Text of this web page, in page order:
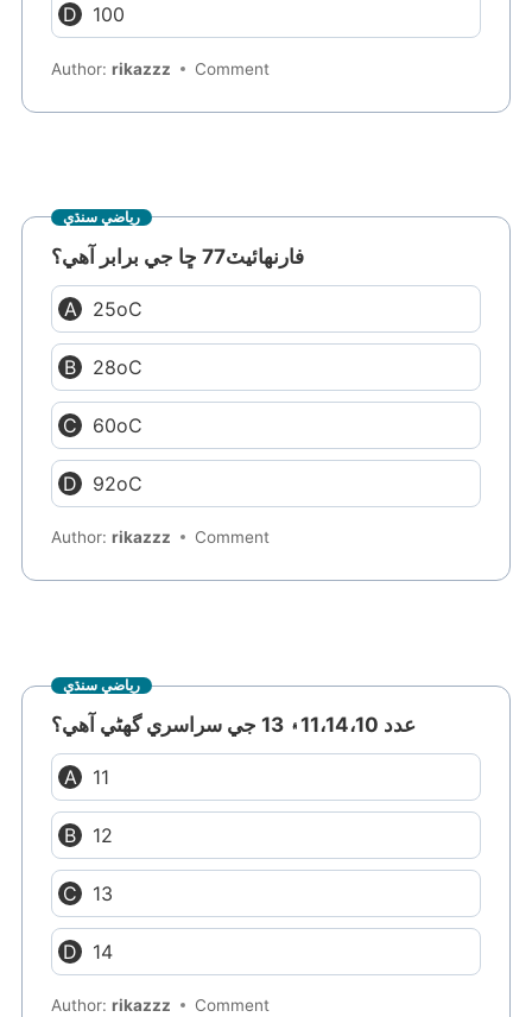
100
Author:rikazzz Comment
رياضي سنڌي
فارنهائيٽ77 ڇا جي برابر آهي؟
25oC
28oC
60oC
92oC
Author:rikazzz Comment
رياضي سنڌي
عدد 11،14،10۽ 13 جي سراسري گهڻي آهي؟
11
12
13
14
Author:rikazzz Comment